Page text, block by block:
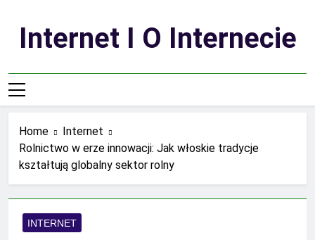
contentInternet I O Internecie
Home
Internet
Rolnictwo w erze innowacji: Jak włoskie tradycje
kształtują globalny sektor rolny
INTERNET